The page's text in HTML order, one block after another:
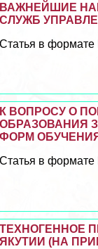
ВАЖНЕЙШИЕ
СЛУЖБ
Статья в формате
К ВОПРОСУ О
ОБРАЗОВАНИЯ
ФОРМ
Статья в формате
ТЕХНОГЕННОЕ
ЯКУТИИ (НА